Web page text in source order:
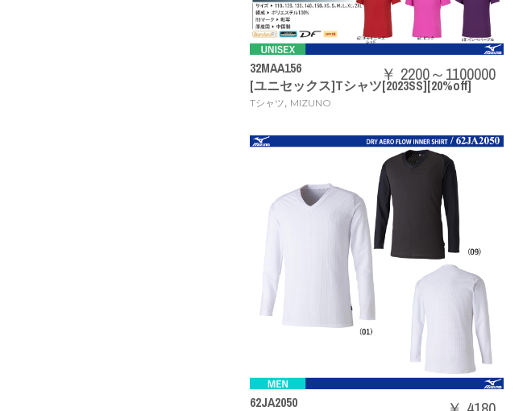
32MAA156
[ユニセックス]Tシャツ[2023SS][20%off]
Tシャツ, MIZUNO
￥ 2200～1100000
62JA2050